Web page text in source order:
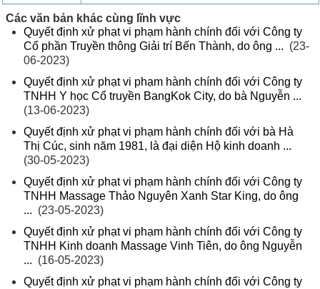
Các văn bản khác cùng lĩnh vực
Quyết định xử phạt vi phạm hành chính đối với Công ty
Cổ phần Truyền thông Giải trí Bến Thành, do ông ... (23-
06-2023)
Quyết định xử phạt vi phạm hành chính đối với Công ty
TNHH Y học Cổ truyền BangKok City, do bà Nguyễn ...
(13-06-2023)
Quyết định xử phạt vi phạm hành chính đối với bà Hà
Thị Cúc, sinh năm 1981, là đại diện Hộ kinh doanh ...
(30-05-2023)
Quyết định xử phạt vi phạm hành chính đối với Công ty
TNHH Massage Thảo Nguyên Xanh Star King, do ông
... (23-05-2023)
Quyết định xử phạt vi phạm hành chính đối với Công ty
TNHH Kinh doanh Massage Vinh Tiên, do ông Nguyễn
... (16-05-2023)
Quyết định xử phạt vi phạm hành chính đối với Công ty